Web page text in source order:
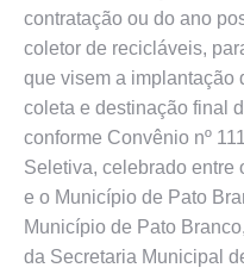
contratação ou do ano
coletor de recicláveis,
que visem a implantação
coleta e destinação final
conforme Convênio nº
Seletiva, celebrado entre
e o Município de Pato
Município de Pato
da Secretaria Municipal